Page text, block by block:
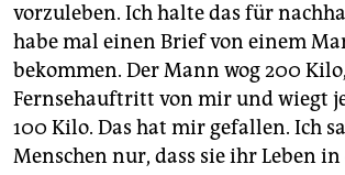
vorzuleben. Ich halte das für
habe mal einen Brief von einem
bekommen. Der Mann wog 200
Fernsehauftritt von mir und wiegt
100 Kilo. Das hat mir gefallen. Ich
Menschen nur, dass sie ihr Leben